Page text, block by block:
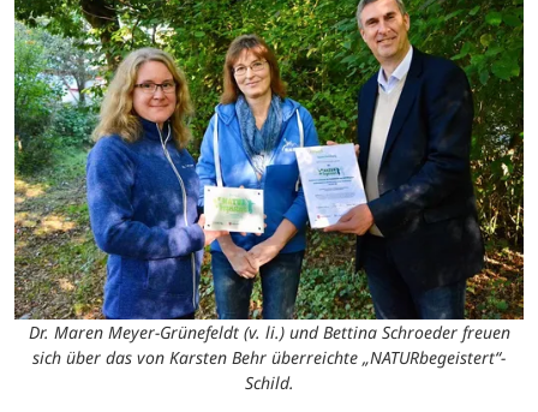
Dr. Maren Meyer-Grünefeldt (v. li.) und Bettina Schroeder freuen
sich über das von Karsten Behr überreichte „NATURbegeistert“-
Schild.